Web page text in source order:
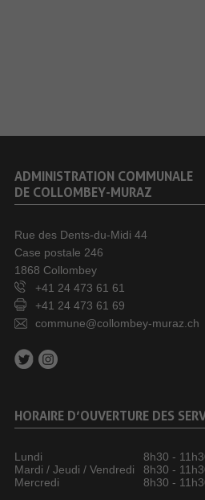
ADMINISTRATION COMMUNALE
DE COLLOMBEY-MURAZ
Rue des Dents-du-Midi 44
Case postale 246
1868 Collombey
+41 24 473 61 61
+41 24 473 61 69
commune@collombey-muraz.ch
HORAIRE D’OUVERTURE DES
Lundi
8h30 -
Mardi / Jeudi / Vendredi
8h30 -
Mercredi
8h30 -